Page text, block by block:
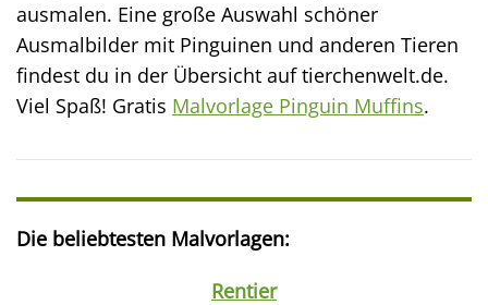
ausmalen. Eine große Auswahl schöner
Ausmalbilder mit Pinguinen und anderen Tieren
findest du in der Übersicht auf tierchenwelt.de.
Viel Spaß! Gratis Malvorlage Pinguin Muffins.
Die beliebtesten Malvorlagen:
Rentier